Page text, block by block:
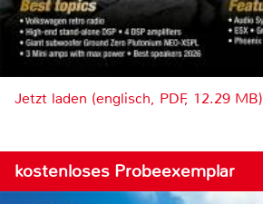
Jetzt laden (englisch, PDF, 12.29 MB)
kostenloses Probeexemplar